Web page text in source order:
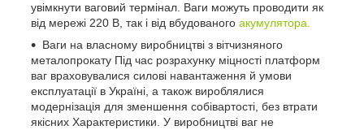
увімкнути ваговий термінал. Ваги можуть проводити як
від мережі 220 В, так і від вбудованого акумулятора.
Ваги на власному виробництві з вітчизняного
металопрокату Під час розрахунку міцності платформ
ваг враховувалися силові навантаження й умови
експлуатації в Україні, а також вироблялися
модернізація для зменшення собівартості, без втрати
якісних Характеристики. У виробництві ваг не